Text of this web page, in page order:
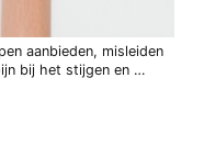
aanbieden, misleiden
bij het stijgen en …